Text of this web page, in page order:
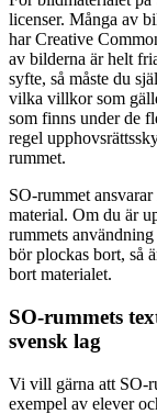
licenser. Många av
har Creative
av bilderna är helt
syfte, så måste du
vilka villkor som
som finns under de
regel
rummet.
SO-rummet
material. Om du är
rummets
bör plockas bort, så
bort materialet.
SO-rummets
svensk lag
Vi vill gärna att SO-
exempel av elever